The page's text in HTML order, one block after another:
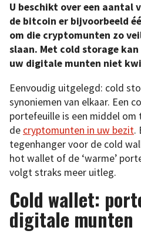
U beschikt over een aantal
de bitcoin er bijvoorbeeld
om die cryptomunten zo
slaan. Met cold storage
uw digitale munten niet
Eenvoudig uitgelegd: cold
synoniemen van elkaar. Een
portefeuille is een middel
de cryptomunten in uw bezit.
tegenhanger voor de cold
hot wallet of de ‘warme’
volgt straks meer uitleg.
Cold wallet:
digitale munten